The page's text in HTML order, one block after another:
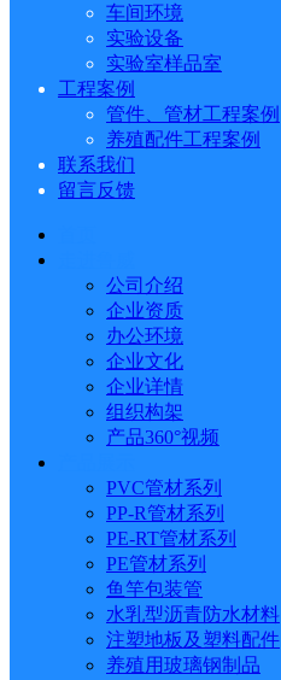
车间环境
实验设备
实验室样品室
工程案例
管件、管材工程案例
养殖配件工程案例
联系我们
留言反馈
公司介绍
企业资质
办公环境
企业文化
企业详情
组织构架
产品360°视频
PVC管材系列
PP-R管材系列
PE-RT管材系列
PE管材系列
鱼竿包装管
水乳型沥青防水材料
注塑地板及塑料配件
养殖用玻璃钢制品